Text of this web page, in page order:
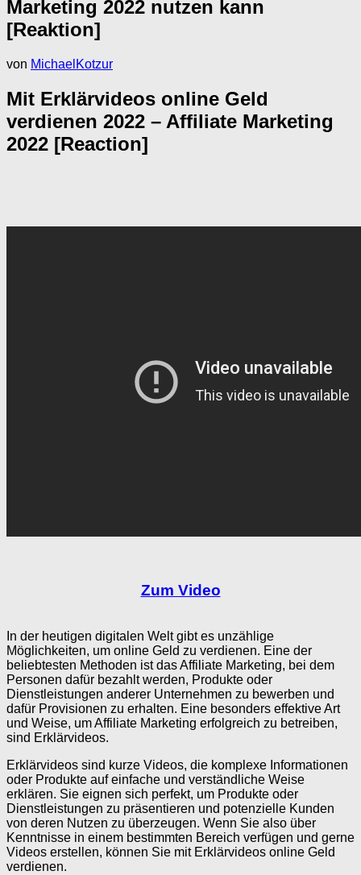
Marketing 2022 nutzen kann
[Reaktion]
von MichaelKotzur
Mit Erklärvideos online Geld
verdienen 2022 – Affiliate Marketing
2022 [Reaction]
Zum Video
In der heutigen digitalen Welt gibt es unzählige
Möglichkeiten, um online Geld zu verdienen. Eine der
beliebtesten Methoden ist das Affiliate Marketing, bei dem
Personen dafür bezahlt werden, Produkte oder
Dienstleistungen anderer Unternehmen zu bewerben und
dafür Provisionen zu erhalten. Eine besonders effektive Art
und Weise, um Affiliate Marketing erfolgreich zu betreiben,
sind Erklärvideos.
Erklärvideos sind kurze Videos, die komplexe Informationen
oder Produkte auf einfache und verständliche Weise
erklären. Sie eignen sich perfekt, um Produkte oder
Dienstleistungen zu präsentieren und potenzielle Kunden
von deren Nutzen zu überzeugen. Wenn Sie also über
Kenntnisse in einem bestimmten Bereich verfügen und gerne
Videos erstellen, können Sie mit Erklärvideos online Geld
verdienen.